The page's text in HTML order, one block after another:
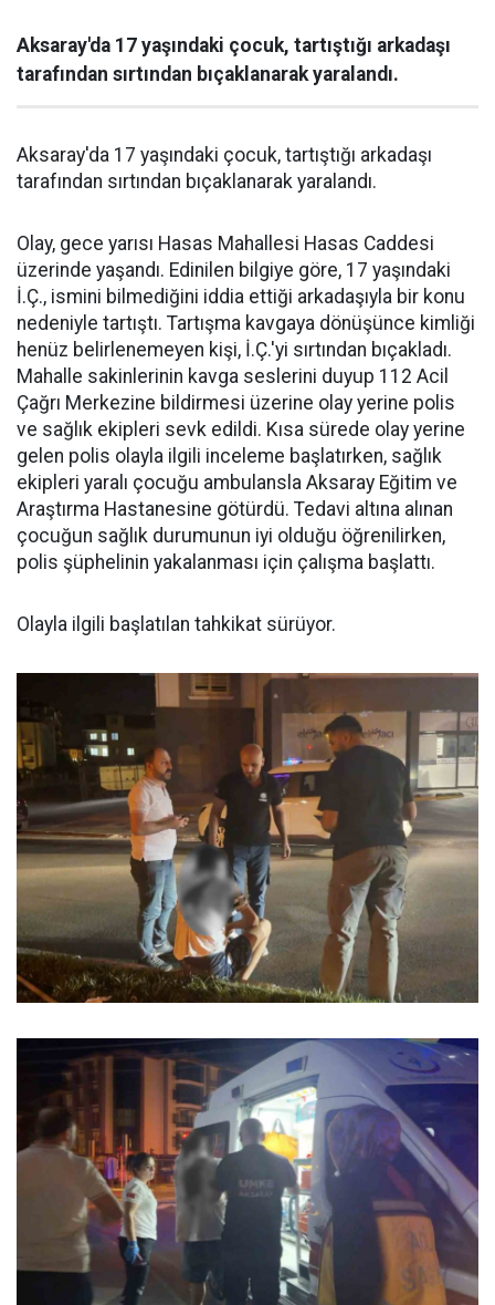
Aksaray'da 17 yaşındaki çocuk, tartıştığı arkadaşı
tarafından sırtından bıçaklanarak yaralandı.
Aksaray'da 17 yaşındaki çocuk, tartıştığı arkadaşı
tarafından sırtından bıçaklanarak yaralandı.
Olay, gece yarısı Hasas Mahallesi Hasas Caddesi
üzerinde yaşandı. Edinilen bilgiye göre, 17 yaşındaki
İ.Ç., ismini bilmediğini iddia ettiği arkadaşıyla bir konu
nedeniyle tartıştı. Tartışma kavgaya dönüşünce kimliği
henüz belirlenemeyen kişi, İ.Ç.'yi sırtından bıçakladı.
Mahalle sakinlerinin kavga seslerini duyup 112 Acil
Çağrı Merkezine bildirmesi üzerine olay yerine polis
ve sağlık ekipleri sevk edildi. Kısa sürede olay yerine
gelen polis olayla ilgili inceleme başlatırken, sağlık
ekipleri yaralı çocuğu ambulansla Aksaray Eğitim ve
Araştırma Hastanesine götürdü. Tedavi altına alınan
çocuğun sağlık durumunun iyi olduğu öğrenilirken,
polis şüphelinin yakalanması için çalışma başlattı.
Olayla ilgili başlatılan tahkikat sürüyor.